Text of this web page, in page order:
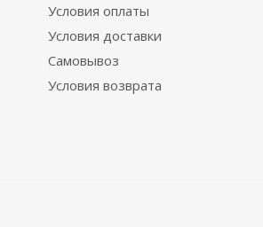
Условия оплаты
Условия доставки
Самовывоз
Условия возврата